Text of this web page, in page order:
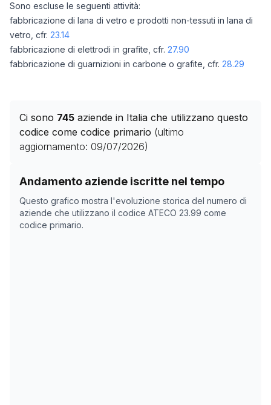
Sono escluse le seguenti attività:
fabbricazione di lana di vetro e prodotti non-tessuti in lana di
vetro, cfr. 23.14
fabbricazione di elettrodi in grafite, cfr. 27.90
fabbricazione di guarnizioni in carbone o grafite, cfr. 28.29
Ci sono 745 aziende in Italia che utilizzano questo
codice come codice primario (ultimo
aggiornamento: 09/07/2026)
Andamento aziende iscritte nel tempo
Questo grafico mostra l'evoluzione storica del numero di
aziende che utilizzano il codice ATECO 23.99 come
codice primario.
Storico numero di aziende con codice ATECO
Data rilevazione
05/05/2025
696
25/10/2025